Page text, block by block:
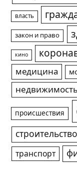
власть
закон и право
кино
медицина
происшествия
строительство
транспорт